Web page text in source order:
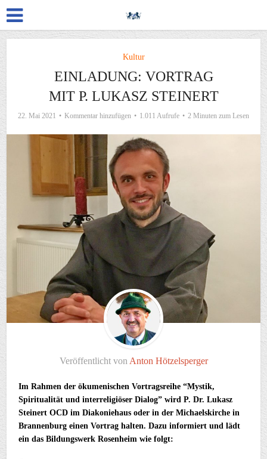
Kultur
EINLADUNG: VORTRAG
MIT P. LUKASZ STEINERT
22. Mai 2021 Kommentar hinzufügen 1.011 Aufrufe 2 Minuten zum Lesen
Veröffentlicht vonAnton Hötzelsperger
Im Rahmen der ökumenischen Vortragsreihe “Mystik,
Spiritualität und interreligiöser Dialog” wird P. Dr. Lukasz
Steinert OCD im Diakoniehaus oder in der Michaelskirche in
Brannenburg einen Vortrag halten. Dazu informiert und lädt
ein das Bildungswerk Rosenheim wie folgt: